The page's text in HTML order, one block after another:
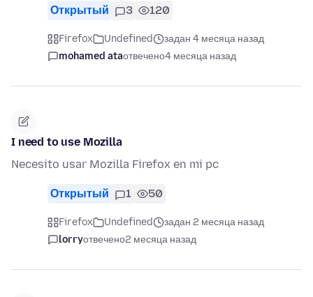
Открытый 3 120
Firefox Undefined
задан 4 месяца назад
mohamed ataотвечено4 месяца назад
I need to use Mozilla
Necesito usar Mozilla Firefox en mi pc
Открытый 1 50
Firefox Undefined
задан 2 месяца назад
lorryотвечено2 месяца назад